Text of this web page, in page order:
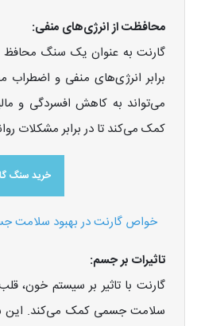
محافظت از انرژی‌های منفی:
گارنت به عنوان یک سنگ محافظ
برابر انرژی‌های منفی و
می‌تواند به کاهش افسردگی و
کمک می‌کند تا در برابر مشکلات
خرید سنگ
خواص گارنت در بهبود سلامت
تاثیرات بر جسم:
گارنت با تاثیر بر سیستم خون،
سلامت جسمی کمک می‌کند. این